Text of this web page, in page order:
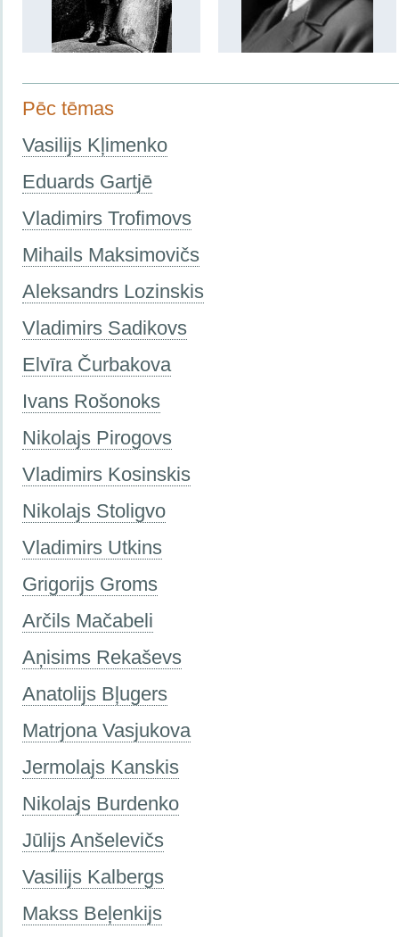
Pēc tēmas
Vasilijs Kļimenko
Eduards Gartjē
Vladimirs Trofimovs
Mihails Maksimovičs
Aleksandrs Lozinskis
Vladimirs Sadikovs
Elvīra Čurbakova
Ivans Rošonoks
Nikolajs Pirogovs
Vladimirs Kosinskis
Nikolajs Stoligvo
Vladimirs Utkins
Grigorijs Groms
Arčils Mačabeli
Aņisims Rekaševs
Anatolijs Bļugers
Matrjona Vasjukova
Jermolajs Kanskis
Nikolajs Burdenko
Jūlijs Anšelevičs
Vasilijs Kalbergs
Makss Beļenkijs